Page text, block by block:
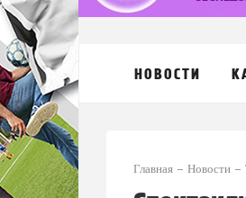
НОВОСТИ
Главная Новости